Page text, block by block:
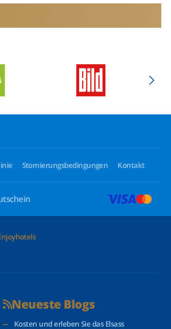
Stornierungsbedingungen Kontakt
Neueste Blogs
Kosten und erleben Sie das Elsass